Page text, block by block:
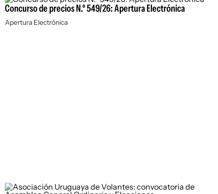
Concurso de precios N.º 549/26: Apertura Electrónica
Apertura Electrónica